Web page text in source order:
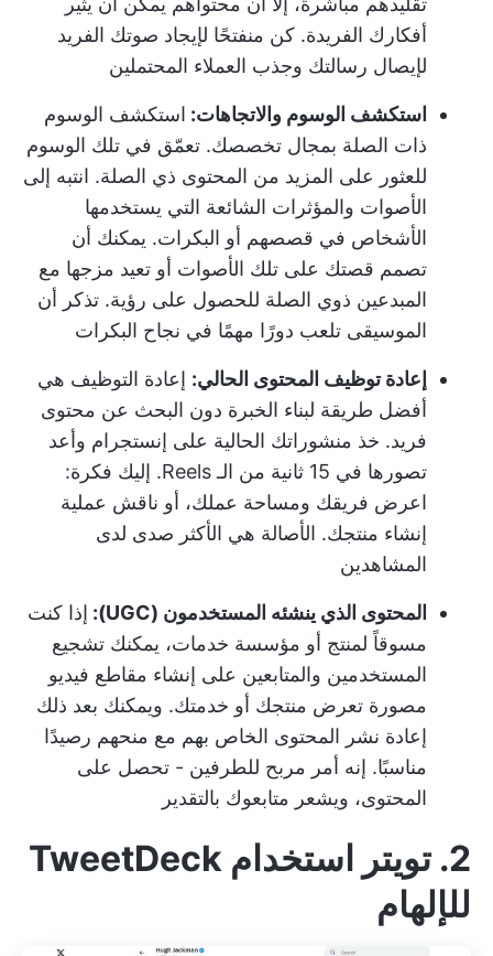
أفكارك الفريدة. كن منفتحًا لإيجاد صوتك الفريد
لإيصال رسالتك وجذب العملاء المحتملين
استكشف الوسوم والاتجاهات: استكشف الوسوم
ذات الصلة بمجال تخصصك. تعمّق في تلك الوسوم
للعثور على المزيد من المحتوى ذي الصلة. انتبه إلى
الأصوات والمؤثرات الشائعة التي يستخدمها
الأشخاص في قصصهم أو البكرات. يمكنك أن
تصمم قصتك على تلك الأصوات أو تعيد مزجها مع
المبدعين ذوي الصلة للحصول على رؤية. تذكر أن
الموسيقى تلعب دورًا مهمًا في نجاح البكرات
إعادة توظيف المحتوى الحالي: إعادة التوظيف هي
أفضل طريقة لبناء الخبرة دون البحث عن محتوى
فريد. خذ منشوراتك الحالية على إنستجرام وأعد
تصورها في 15 ثانية من الـ Reels. إليك فكرة:
اعرض فريقك ومساحة عملك، أو ناقش عملية
إنشاء منتجك. الأصالة هي الأكثر صدى لدى
المشاهدين
المحتوى الذي ينشئه المستخدمون (UGC):
إذا كنت
مسوقاً لمنتج أو مؤسسة خدمات، يمكنك تشجيع
المستخدمين والمتابعين على إنشاء مقاطع فيديو
مصورة تعرض منتجك أو خدمتك. ويمكنك بعد ذلك
إعادة نشر المحتوى الخاص بهم مع منحهم رصيدًا
مناسبًا. إنه أمر مربح للطرفين - تحصل على
المحتوى، ويشعر متابعوك بالتقدير
2. تويتر استخدام TweetDeck
للإلهام